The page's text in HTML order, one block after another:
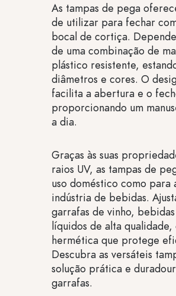
As tampas de pega
de utilizar para fechar
bocal de cortiça.
de uma combinação de
plástico resistente,
diâmetros e cores. O
facilita a abertura e o
proporcionando um
a dia.
Graças às suas
raios UV, as tampas de
uso doméstico como
indústria de bebidas.
garrafas de vinho,
líquidos de alta
hermética que protege
Descubra as versáteis
solução prática e
garrafas.